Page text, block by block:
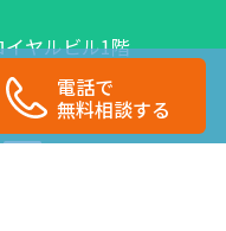
電話で
無料相談する
ヤルビル1階
：日曜日・祝日
03-6423-1033